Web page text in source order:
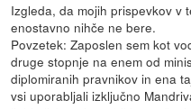
Izgleda, da mojih prispevkov v
enostavno nihče ne bere.
Povzetek: Zaposlen sem kot
druge stopnje na enem od
diplomiranih pravnikov in ena
vsi uporabljali izključno